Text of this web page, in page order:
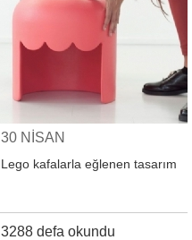
30 NİSAN
Lego kafalarla eğlenen tasarım
3288 defa okundu